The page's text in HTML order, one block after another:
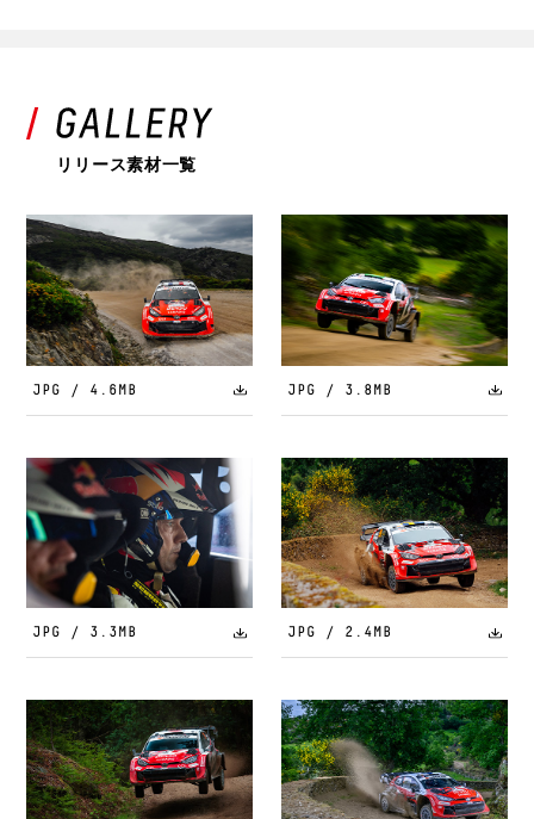
リリース素材一覧
JPG / 4.6MB JPG / 3.8MB
JPG / 3.3MB JPG / 2.4MB